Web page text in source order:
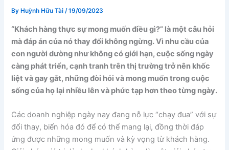
By Huỳnh Hữu Tài/19/09/2023
“Khách hàng thực sự mong muốn điều gì?” là một câu hỏi
mà đáp án của nó thay đổi không ngừng. Vì nhu cầu của
con người dường như không có giới hạn, cuộc sống ngày
càng phát triển, cạnh tranh trên thị trường trở nên khốc
liệt và gay gắt, những đòi hỏi và mong muốn trong cuộc
sống của họ lại nhiều lên và phức tạp hơn theo từng ngày.
Các doanh nghiệp ngày nay đang nỗ lực “chạy đua” với sự
đổi thay, biến hóa đó để có thể mang lại, đồng thời đáp
ứng được những mong muốn và kỳ vọng từ khách hàng.